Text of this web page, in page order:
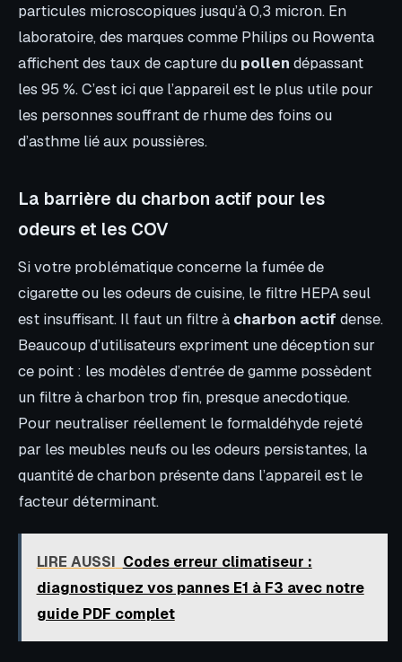
particules microscopiques jusqu’à 0,3 micron. En
laboratoire, des marques comme Philips ou Rowenta
affichent des taux de capture du pollen dépassant
les 95 %. C’est ici que l’appareil est le plus utile pour
les personnes souffrant de rhume des foins ou
d’asthme lié aux poussières.
La barrière du charbon actif pour les
odeurs et les COV
Si votre problématique concerne la fumée de
cigarette ou les odeurs de cuisine, le filtre HEPA seul
est insuffisant. Il faut un filtre à charbon actif dense.
Beaucoup d’utilisateurs expriment une déception sur
ce point : les modèles d’entrée de gamme possèdent
un filtre à charbon trop fin, presque anecdotique.
Pour neutraliser réellement le formaldéhyde rejeté
par les meubles neufs ou les odeurs persistantes, la
quantité de charbon présente dans l’appareil est le
facteur déterminant.
LIRE AUSSI Codes erreur climatiseur :
diagnostiquez vos pannes E1 à F3 avec notre
guide PDF complet